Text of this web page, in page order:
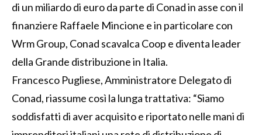
di un miliardo di euro da parte di Conad in asse con il
finanziere Raffaele Mincione e in particolare con
Wrm Group, Conad scavalca Coop e diventa leader
della Grande distribuzione in Italia.
Francesco Pugliese, Amministratore Delegato di
Conad, riassume così la lunga trattativa: “Siamo
soddisfatti di aver acquisito e riportato nelle mani di